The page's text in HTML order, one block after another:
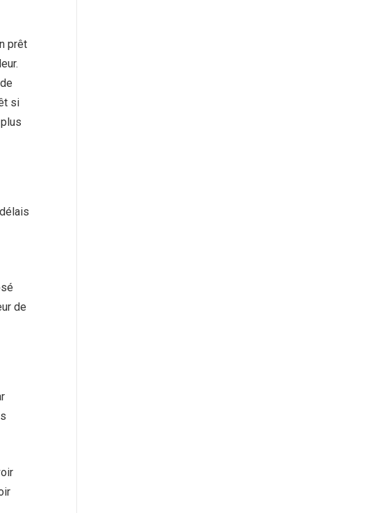
prêt
si
de